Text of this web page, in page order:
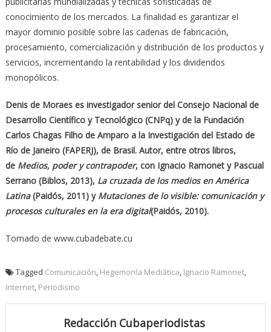
conocimiento de los mercados. La finalidad es garantizar el
mayor dominio posible sobre las cadenas de fabricación,
procesamiento, comercialización y distribución de los productos y
servicios, incrementando la rentabilidad y los dividendos
monopólicos.
Denis de Moraes es investigador senior del Consejo Nacional de
Desarrollo Científico y Tecnológico (CNPq) y de la Fundación
Carlos Chagas Filho de Amparo a la Investigación del Estado de
Río de Janeiro (FAPERJ), de Brasil. Autor, entre otros libros,
de Medios, poder y contrapoder, con Ignacio Ramonet y Pascual
Serrano (Biblos, 2013), La cruzada de los medios en América
Latina (Paidós, 2011) y Mutaciones de lo visible: comunicación y
procesos culturales en la era digital(Paidós, 2010).
Tomado de www.cubadebate.cu
Tagged Comunicación, Hegemonía Mediática, Ignacio Ramonet,
Internet, Periodismo
Redacción Cubaperiodistas